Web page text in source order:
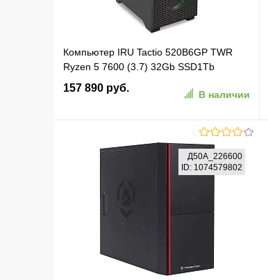
Компьютер IRU Tactio 520B6GP TWR
Ryzen 5 7600 (3.7) 32Gb SSD1Tb
RTX5060TI 8Gb FreeDOS GbitEth 750W
черный (RUS) (2130961)
157 890 руб.
В наличии
В корзину
В избранное
Д50А_226600
ID: 1074579802